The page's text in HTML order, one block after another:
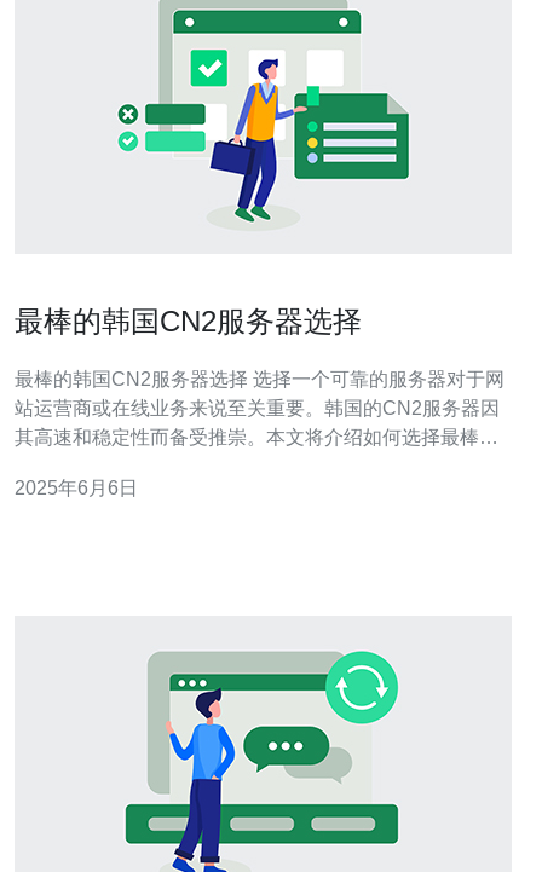
最棒的韩国CN2服务器选择
最棒的韩国CN2服务器选择 选择一个可靠的服务器对于网
站运营商或在线业务来说至关重要。韩国的CN2服务器因
其高速和稳定性而备受推崇。本文将介绍如何选择最棒的
性能的服务器能够确保网站的快速加载速度和稳定性。在
2025年6月6日